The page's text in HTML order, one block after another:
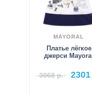
MAYORAL
Платье лёгкое
джерси Mayoral
3068р. 2301